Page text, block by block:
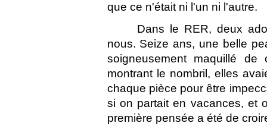
que ce n'était ni l'un ni l'autre.
Dans le RER, deux
nous. Seize ans, une belle
soigneusement maquillé
montrant le nombril, elles
chaque pièce pour être
si on partait en vacances, et
première pensée a été de